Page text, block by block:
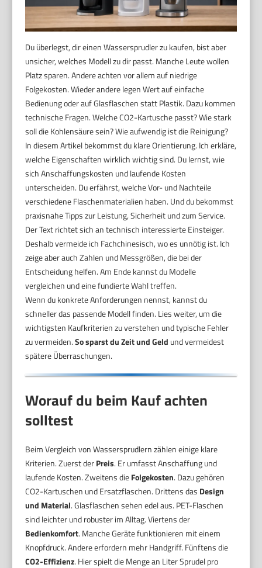
Du überlegst, dir einen Wassersprudler zu kaufen, bist aber
unsicher, welches Modell zu dir passt. Manche Leute wollen
Platz sparen. Andere achten vor allem auf niedrige
Folgekosten. Wieder andere legen Wert auf einfache
Bedienung oder auf Glasflaschen statt Plastik. Dazu kommen
technische Fragen. Welche CO2-Kartusche passt? Wie stark
soll die Kohlensäure sein? Wie aufwendig ist die Reinigung?
In diesem Artikel bekommst du klare Orientierung. Ich erkläre,
welche Eigenschaften wirklich wichtig sind. Du lernst, wie
sich Anschaffungskosten und laufende Kosten
unterscheiden. Du erfährst, welche Vor- und Nachteile
verschiedene Flaschenmaterialien haben. Und du bekommst
praxisnahe Tipps zur Leistung, Sicherheit und zum Service.
Der Text richtet sich an technisch interessierte Einsteiger.
Deshalb vermeide ich Fachchinesisch, wo es unnötig ist. Ich
zeige aber auch Zahlen und Messgrößen, die bei der
Entscheidung helfen. Am Ende kannst du Modelle
vergleichen und eine fundierte Wahl treffen.
Wenn du konkrete Anforderungen nennst, kannst du
schneller das passende Modell finden. Lies weiter, um die
wichtigsten Kaufkriterien zu verstehen und typische Fehler
zu vermeiden.So sparst du Zeit und Geld und vermeidest
spätere Überraschungen.
Worauf du beim Kauf achten
solltest
Beim Vergleich von Wassersprudlern zählen einige klare
Kriterien. Zuerst derPreis. Er umfasst Anschaffung und
laufende Kosten. Zweitens dieFolgekosten. Dazu gehören
CO2-Kartuschen und Ersatzflaschen. Drittens das Design
und Material. Glasflaschen sehen edel aus. PET-Flaschen
sind leichter und robuster im Alltag. Viertens der
Bedienkomfort. Manche Geräte funktionieren mit einem
Knopfdruck. Andere erfordern mehr Handgriff. Fünftens die
CO2-Effizienz. Hier spielt die Menge an Liter Sprudel pro